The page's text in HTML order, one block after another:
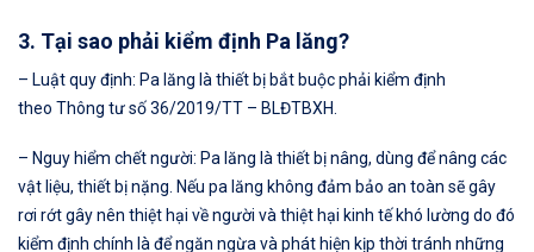
3. Tại sao phải kiểm định Pa lăng?
– Luật quy định: Pa lăng là thiết bị bắt buộc phải kiểm định
theo Thông tư số 36/2019/TT – BLĐTBXH.
– Nguy hiểm chết người: Pa lăng là thiết bị nâng, dùng để nâng các
vật liệu, thiết bị nặng. Nếu pa lăng không đảm bảo an toàn sẽ gây
rơi rớt gây nên thiệt hại về người và thiệt hại kinh tế khó lường do đó
kiểm định chính là để ngăn ngừa và phát hiện kịp thời tránh những